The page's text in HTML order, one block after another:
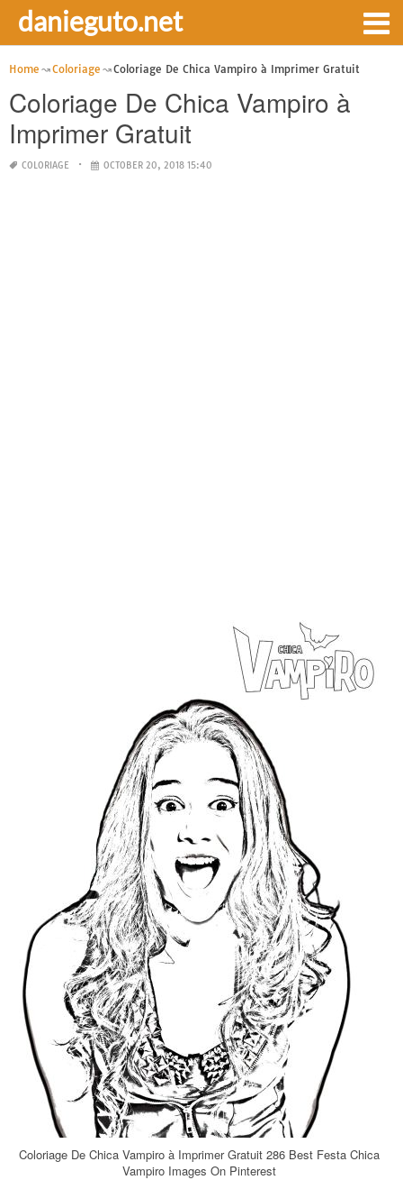
danieguto.net
Home Coloriage Coloriage De Chica Vampiro à Imprimer Gratuit
Coloriage De Chica Vampiro à
Imprimer Gratuit
COLORIAGE OCTOBER 20, 2018 15:40
Coloriage De Chica Vampiro à Imprimer Gratuit 286 Best Festa Chica
Vampiro Images On Pinterest